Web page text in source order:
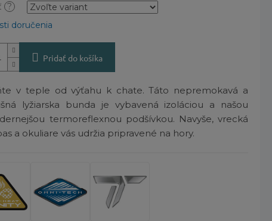
?
doručenia
Pridať do košíka
v teple od výťahu k chate. Táto nepremokavá a
lyžiarska bunda je vybavená izoláciou a našou
termoreflexnou podšívkou. Navyše, vrecká
a okuliare vás udržia pripravené na hory.